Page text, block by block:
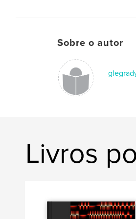
Sobre o autor
Livros